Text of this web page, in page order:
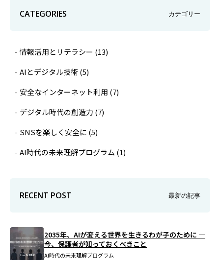
CATEGORIES カテゴリー
情報活用とリテラシー (13)
AIとデジタル技術(5)
安全なインターネット利用 (7)
デジタル時代の創造力 (7)
SNSを楽しく安全に (5)
AI時代の未来理解プログラム (1)
RECENT POST 最新の記事
2035年、AIが変える世界を生きるわが子のために ―
今、保護者が知っておくべきこと
AI時代の未来理解プログラム